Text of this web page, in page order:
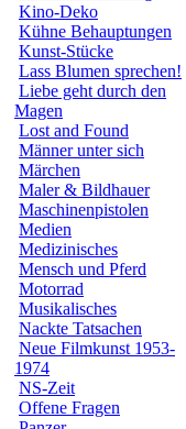
Kino-Deko
Kühne Behauptungen
Kunst-Stücke
Lass Blumen sprechen!
Liebe geht durch den
Magen
Lost and Found
Männer unter sich
Märchen
Maler & Bildhauer
Maschinenpistolen
Medien
Medizinisches
Mensch und Pferd
Motorrad
Musikalisches
Nackte Tatsachen
Neue Filmkunst 1953-
1974
NS-Zeit
Offene Fragen